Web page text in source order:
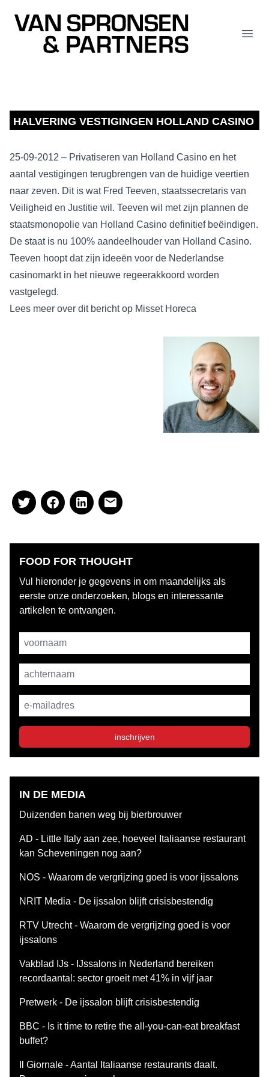
Van Spronsen & Partners
HALVERING VESTIGINGEN HOLLAND CASINO
25-09-2012 – Privatiseren van Holland Casino en het
aantal vestigingen terugbrengen van de huidige veertien
naar zeven. Dit is wat Fred Teeven, staatssecretaris van
Veiligheid en Justitie wil. Teeven wil met zijn plannen de
staatsmonopolie van Holland Casino definitief beëindigen.
De staat is nu 100% aandeelhouder van Holland Casino.
Teeven hoopt dat zijn ideeën voor de Nederlandse
casinomarkt in het nieuwe regeerakkoord worden
vastgelegd.
Lees meer over dit bericht op Misset Horeca
FOOD FOR THOUGHT
Vul hieronder je gegevens in om maandelijks als
eerste onze onderzoeken, blogs en interessante
artikelen te ontvangen.
Username
achternaam
E-mailadres
inschrijven
IN DE MEDIA
Duizenden banen weg bij bierbrouwer
AD - Little Italy aan zee, hoeveel Italiaanse restaurant
kan Scheveningen nog aan?
NOS - Waarom de vergrijzing goed is voor ijssalons
NRIT Media - De ijssalon blijft crisisbestendig
RTV Utrecht - Waarom de vergrijzing goed is voor
ijssalons
Vakblad IJs - IJssalons in Nederland bereiken
recordaantal: sector groeit met 41% in vijf jaar
Pretwerk - De ijssalon blijft crisisbestendig
BBC - Is it time to retire the all-you-can-eat breakfast
buffet?
Il Giornale - Aantal Italiaanse restaurants daalt.